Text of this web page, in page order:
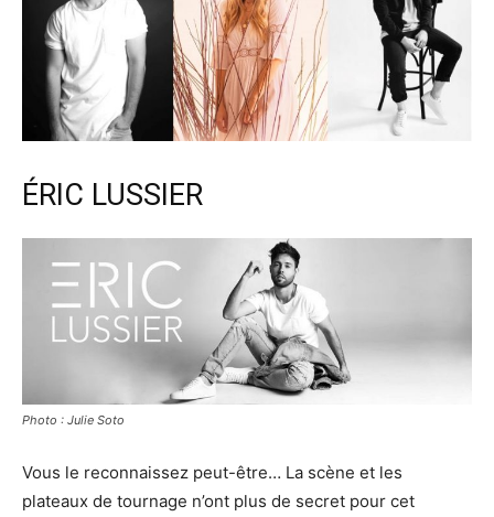
ÉRIC LUSSIER
Photo : Julie Soto
Vous le reconnaissez peut-être… La scène et les
plateaux de tournage n’ont plus de secret pour cet